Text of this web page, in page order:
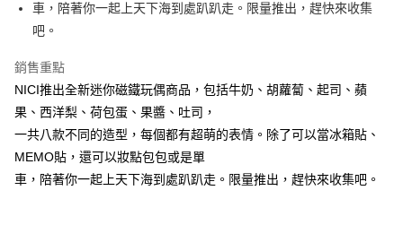
AFTEE先享後付
相關說明
AFTEE先享後付是「在收到商品之後才付款」的支付方式。 讓您購物簡單
便利好安心！
１．簡單：不需註冊會員、不需綁卡、不需儲值。
２．便利：只要手機號碼，簡訊認證，即可結帳。
３．安心：先確認商品／服務後，再付款。
１．於結帳方式選擇「AFTEE先享後付」後，將跳轉至「AFTEE先享後付」
ATM付款
運送方式
全家付款取貨
每筆NT$100，滿NT$490(含以上)免運費
車，陪著你一起上天下海到處趴趴走。限量推出，趕快來收集
吧。
銷售重點
NICI推出全新迷你磁鐵玩偶商品，包括牛奶、胡蘿蔔、起司、蘋
果、西洋梨、荷包蛋、果醬、吐司，
一共八款不同的造型，每個都有超萌的表情。除了可以當冰箱貼、
MEMO貼，還可以妝點包包或是單
車，陪著你一起上天下海到處趴趴走。限量推出，趕快來收集吧。